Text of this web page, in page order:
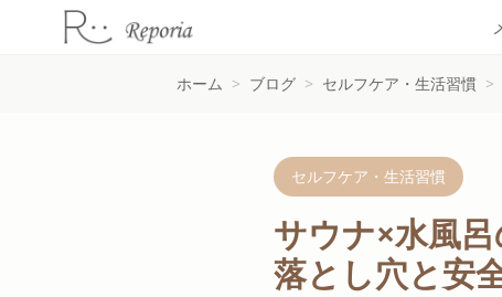
ホーム > ブログ > セルフケア・生活習慣 >
セルフケア・生活習慣
サウナ×水風
落とし穴と安